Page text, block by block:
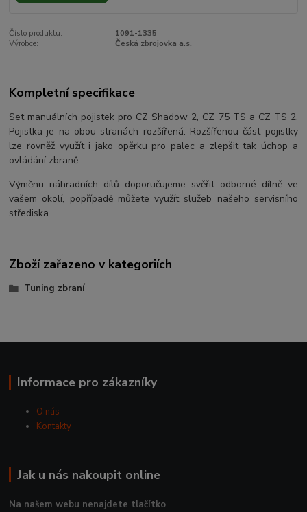
Číslo produktu:
1091-1335
Výrobce:
Česká zbrojovka a.s.
Kompletní specifikace
Set manuálních pojistek pro CZ Shadow 2, CZ 75 TS a CZ TS 2.
Pojistka je na obou stranách rozšířená. Rozšířenou část pojistky
lze rovněž využít i jako opěrku pro palec a zlepšit tak úchop a
ovládání zbraně.
Výměnu náhradních dílů doporučujeme svěřit odborné dílně ve
vašem okolí, popřípadě můžete využít služeb našeho servisního
střediska.
Zboží zařazeno v kategoriích
Tuning zbraní
Informace pro zákazníky
O nás
Kontakty
Jak u nás nakoupit online
Na našem webu nenajdete tlačítko